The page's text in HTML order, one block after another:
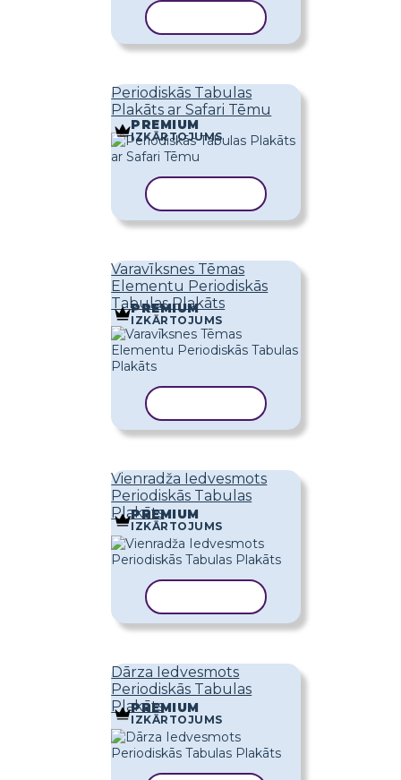
Periodiskās Tabulas
Plakāts ar Safari Tēmu
PREMIUM
IZKĀRTOJUMS
Varavīksnes Tēmas
Elementu Periodiskās
Tabulas Plakāts
PREMIUM
IZKĀRTOJUMS
Vienradža Iedvesmots
Periodiskās Tabulas
Plakāts
PREMIUM
IZKĀRTOJUMS
Dārza Iedvesmots
Periodiskās Tabulas
Plakāts
PREMIUM
IZKĀRTOJUMS